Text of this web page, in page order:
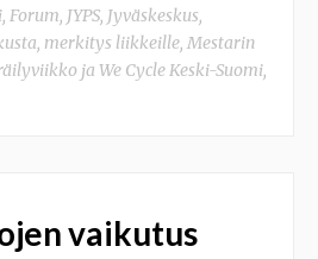
, Forum, JYPS, Jyväskeskus,
, merkitys liikkeille, Mestarin
ja We Cycle Keski-Suomi,
vaikutus